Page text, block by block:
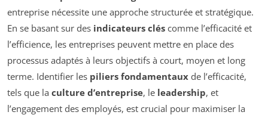
entreprise nécessite une approche structurée et stratégique.
En se basant sur des indicateurs clés comme l’efficacité et
l’efficience, les entreprises peuvent mettre en place des
processus adaptés à leurs objectifs à court, moyen et long
terme. Identifier les piliers fondamentaux de l’efficacité,
tels que la culture d’entreprise, le leadership, et
l’engagement des employés, est crucial pour maximiser la